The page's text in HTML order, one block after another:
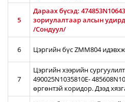
5
Дараах бүсэд:
зориулалтаар алсын
/Сондуул/
6 Цэргийн бүс ZMM804
7
Цэргийн хээрийн
490025N1035810E-
өргөнтэй коридор. Дээд